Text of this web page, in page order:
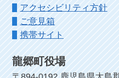
アクセシビリティ方針
ご意見箱
携帯サイト
龍郷町役場